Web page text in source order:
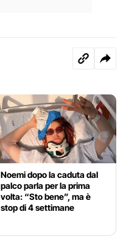
Noemi dopo la caduta dal
palco parla per la prima
volta: “Sto bene”, ma è
stop di 4 settimane